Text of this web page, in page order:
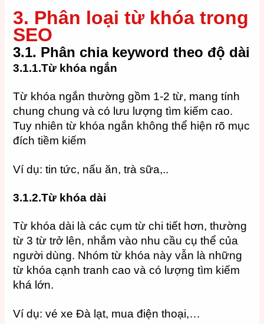
3. Phân loại từ khóa trong
SEO
3.1. Phân chia keyword theo độ dài
3.1.1.Từ khóa ngắn
Từ khóa ngắn thường gồm 1-2 từ, mang tính
chung chung và có lưu lượng tìm kiếm cao.
Tuy nhiên từ khóa ngắn không thể hiện rõ mục
đích tiềm kiếm
Ví dụ: tin tức, nấu ăn, trà sữa,..
3.1.2.Từ khóa dài
Từ khóa dài là các cụm từ chi tiết hơn, thường
từ 3 từ trở lên, nhắm vào nhu cầu cụ thể của
người dùng. Nhóm từ khóa này vẫn là những
từ khóa cạnh tranh cao và có lượng tìm kiếm
khá lớn.
Ví dụ: vé xe Đà lạt, mua điện thoại,…